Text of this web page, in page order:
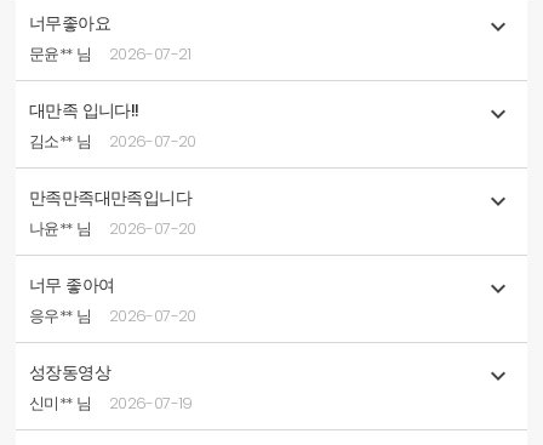
너무좋아요
문윤** 님 2026-07-21

대만족 입니다!!
김소** 님 2026-07-20

만족만족대만족입니다
나윤** 님 2026-07-20

너무 좋아여
응우** 님 2026-07-20

성장동영상
신미** 님 2026-07-19
